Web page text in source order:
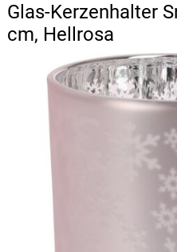
Glas-Kerzenhalter
cm, Hellrosa